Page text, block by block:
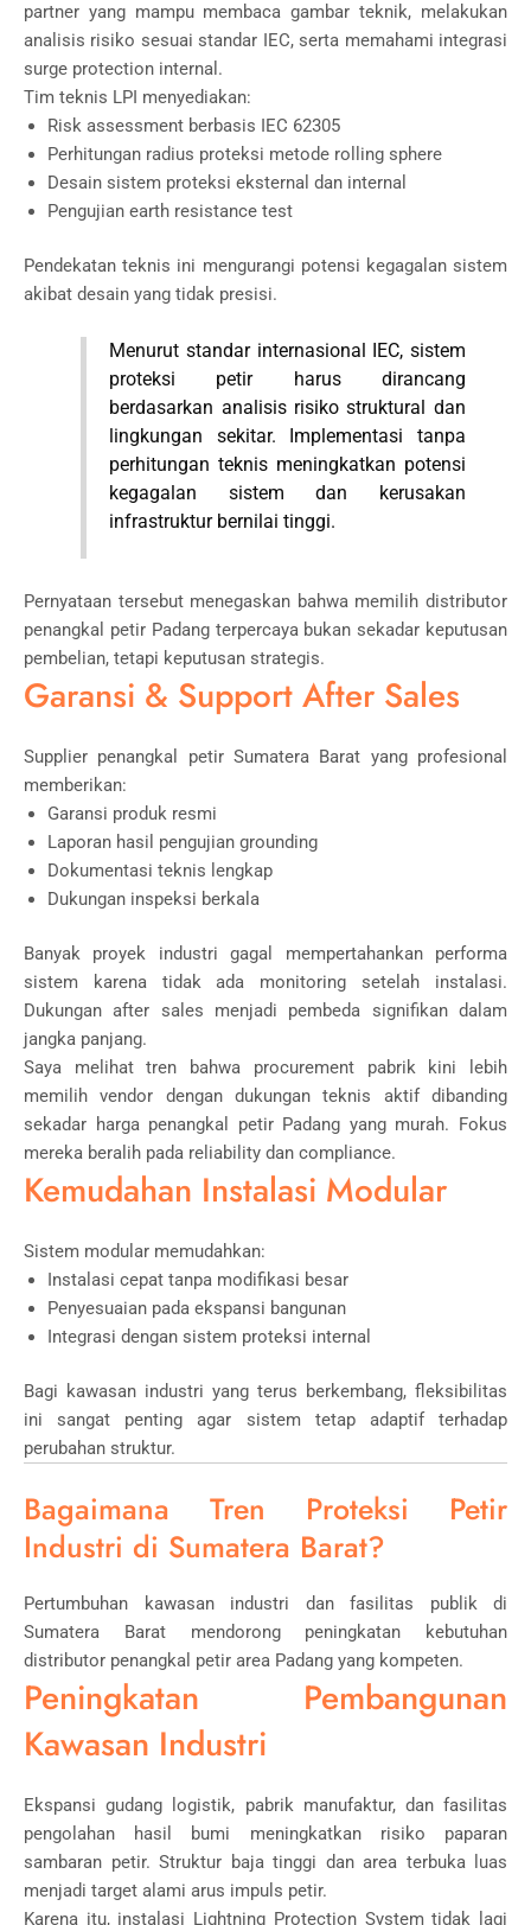
partner yang mampu membaca gambar teknik, melakukan
analisis risiko sesuai standar IEC, serta memahami integrasi
surge protection internal.
Tim teknis LPI menyediakan:
Risk assessment berbasis IEC 62305
Perhitungan radius proteksi metode rolling sphere
Desain sistem proteksi eksternal dan internal
Pengujian earth resistance test
Pendekatan teknis ini mengurangi potensi kegagalan sistem
akibat desain yang tidak presisi.
Menurut standar internasional IEC, sistem
proteksi petir harus dirancang
berdasarkan analisis risiko struktural dan
lingkungan sekitar. Implementasi tanpa
perhitungan teknis meningkatkan potensi
kegagalan sistem dan kerusakan
infrastruktur bernilai tinggi.
Pernyataan tersebut menegaskan bahwa memilih distributor
penangkal petir Padang terpercaya bukan sekadar keputusan
pembelian, tetapi keputusan strategis.
Garansi & Support After Sales
Supplier penangkal petir Sumatera Barat yang profesional
memberikan:
Garansi produk resmi
Laporan hasil pengujian grounding
Dokumentasi teknis lengkap
Dukungan inspeksi berkala
Banyak proyek industri gagal mempertahankan performa
sistem karena tidak ada monitoring setelah instalasi.
Dukungan after sales menjadi pembeda signifikan dalam
jangka panjang.
Saya melihat tren bahwa procurement pabrik kini lebih
memilih vendor dengan dukungan teknis aktif dibanding
sekadar harga penangkal petir Padang yang murah. Fokus
mereka beralih pada reliability dan compliance.
Kemudahan Instalasi Modular
Sistem modular memudahkan:
Instalasi cepat tanpa modifikasi besar
Penyesuaian pada ekspansi bangunan
Integrasi dengan sistem proteksi internal
Bagi kawasan industri yang terus berkembang, fleksibilitas
ini sangat penting agar sistem tetap adaptif terhadap
perubahan struktur.
Bagaimana Tren Proteksi Petir
Industri di Sumatera Barat?
Pertumbuhan kawasan industri dan fasilitas publik di
Sumatera Barat mendorong peningkatan kebutuhan
distributor penangkal petir area Padang yang kompeten.
Peningkatan Pembangunan
Kawasan Industri
Ekspansi gudang logistik, pabrik manufaktur, dan fasilitas
pengolahan hasil bumi meningkatkan risiko paparan
sambaran petir. Struktur baja tinggi dan area terbuka luas
menjadi target alami arus impuls petir.
Karena itu, instalasi Lightning Protection System tidak lagi